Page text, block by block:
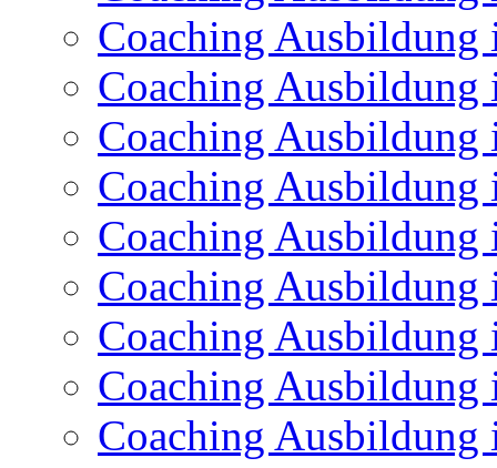
Coaching Ausbildung
Coaching Ausbildung
Coaching Ausbildung
Coaching Ausbildung
Coaching
Coaching Ausbildung
Coaching
Coaching Ausbildung
Coaching Ausbildung